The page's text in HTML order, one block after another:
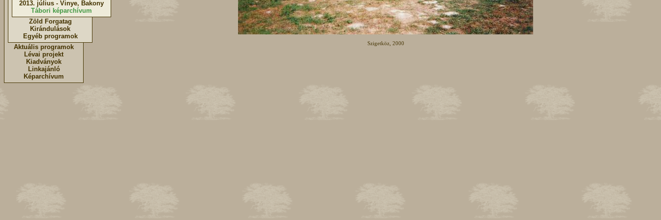
Aktuális programok
Lévai projekt
Kiadványok
Linkajánló
Képarchívum
Zöld Forgatag
Kirándulások
Egyéb programok
2013. július - Vinye, Bakony
Tábori képarchívum
Szigetköz, 2000